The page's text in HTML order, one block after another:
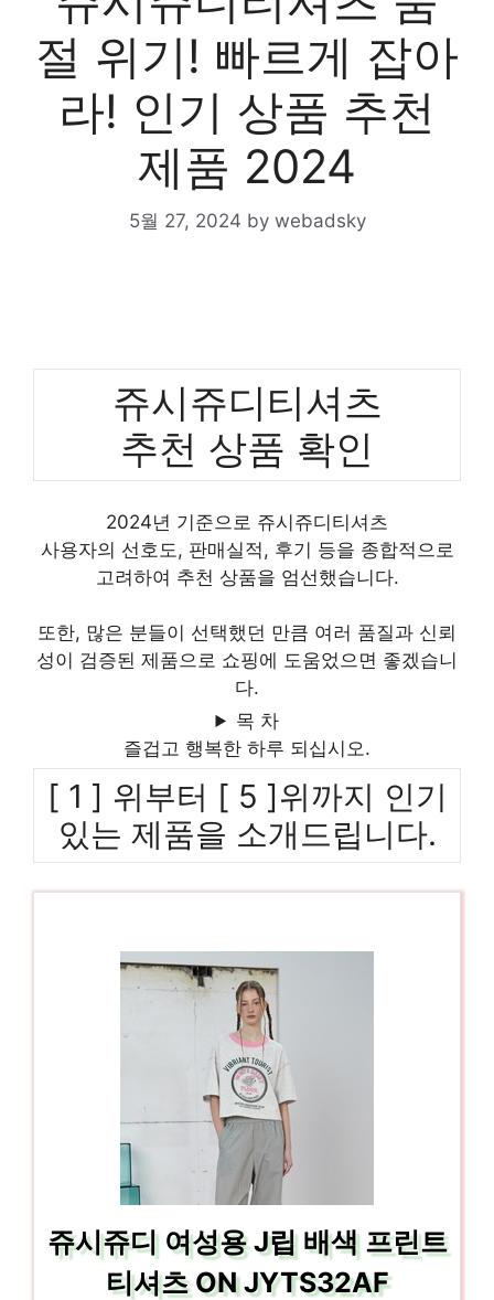
절 위기! 빠르게 잡아
라! 인기 상품 추천
제품 2024
5월 27, 2024 by webadsky
쥬시쥬디티셔츠
추천 상품 확인
2024년 기준으로 쥬시쥬디티셔츠
사용자의 선호도, 판매실적, 후기 등을 종합적으로
고려하여 추천 상품을 엄선했습니다.
또한, 많은 분들이 선택했던 만큼 여러 품질과 신뢰
성이 검증된 제품으로 쇼핑에 도움었으면 좋겠습니
다.
목 차
즐겁고 행복한 하루 되십시오.
[ 1 ] 위부터 [ 5 ]위까지 인기
있는 제품을 소개드립니다.
쥬시쥬디 여성용 J립 배색 프린트
티셔츠 ON JYTS32AF